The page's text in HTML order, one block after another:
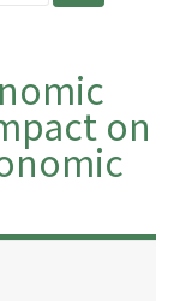
on